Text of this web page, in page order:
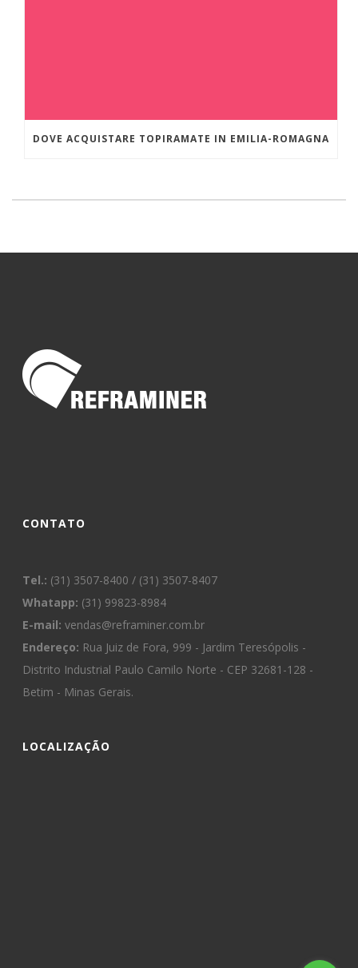
DOVE ACQUISTARE TOPIRAMATE IN EMILIA-ROMAGNA
CONTATO
Tel.: (31) 3507-8400 / (31) 3507-8407
Whatapp: (31) 99823-8984
E-mail: vendas@reframiner.com.br
Endereço: Rua Juiz de Fora, 999 - Jardim Teresópolis -
Distrito Industrial Paulo Camilo Norte - CEP 32681-128 -
Betim - Minas Gerais.
LOCALIZAÇÃO